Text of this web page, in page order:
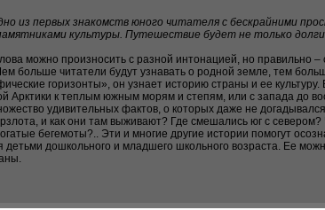
из первых знакомств юного читателя с бескрайними
культуры. Путешествие будет не только
можно произносить с разной интонацией, но правильно
больше читатели будут узнавать о родной земле, тем
горизонты», он узнает историю страны и ее
Арктики к теплым южным морям и степям, или с запада до
удивительных фактов, о которых даже не
и как они там выживают? Где смешались юг с
бегемоты?.. Эти и многие другие истории помогут
детьми дошкольного и младшего школьного возраста. Ее